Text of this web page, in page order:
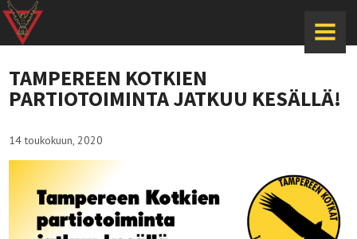
MENU
TAMPEREEN KOTKIEN
PARTIOTOIMINTA JATKUU KESÄLLÄ!
14 toukokuun, 2020